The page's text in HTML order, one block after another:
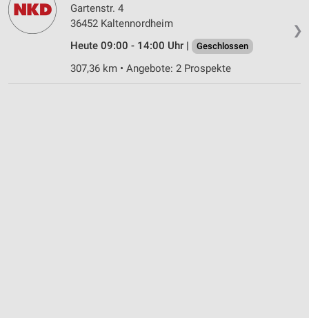
❯
Gartenstr. 4
36452 Kaltennordheim
Heute 09:00 - 14:00 Uhr |
Geschlossen
307,36 km • Angebote: 2 Prospekte